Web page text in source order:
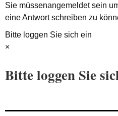
Sie müssenangemeldetsein
eine Antwort schreiben zu
Bitte loggen Sie sich ein
×
Bitte loggen Sie